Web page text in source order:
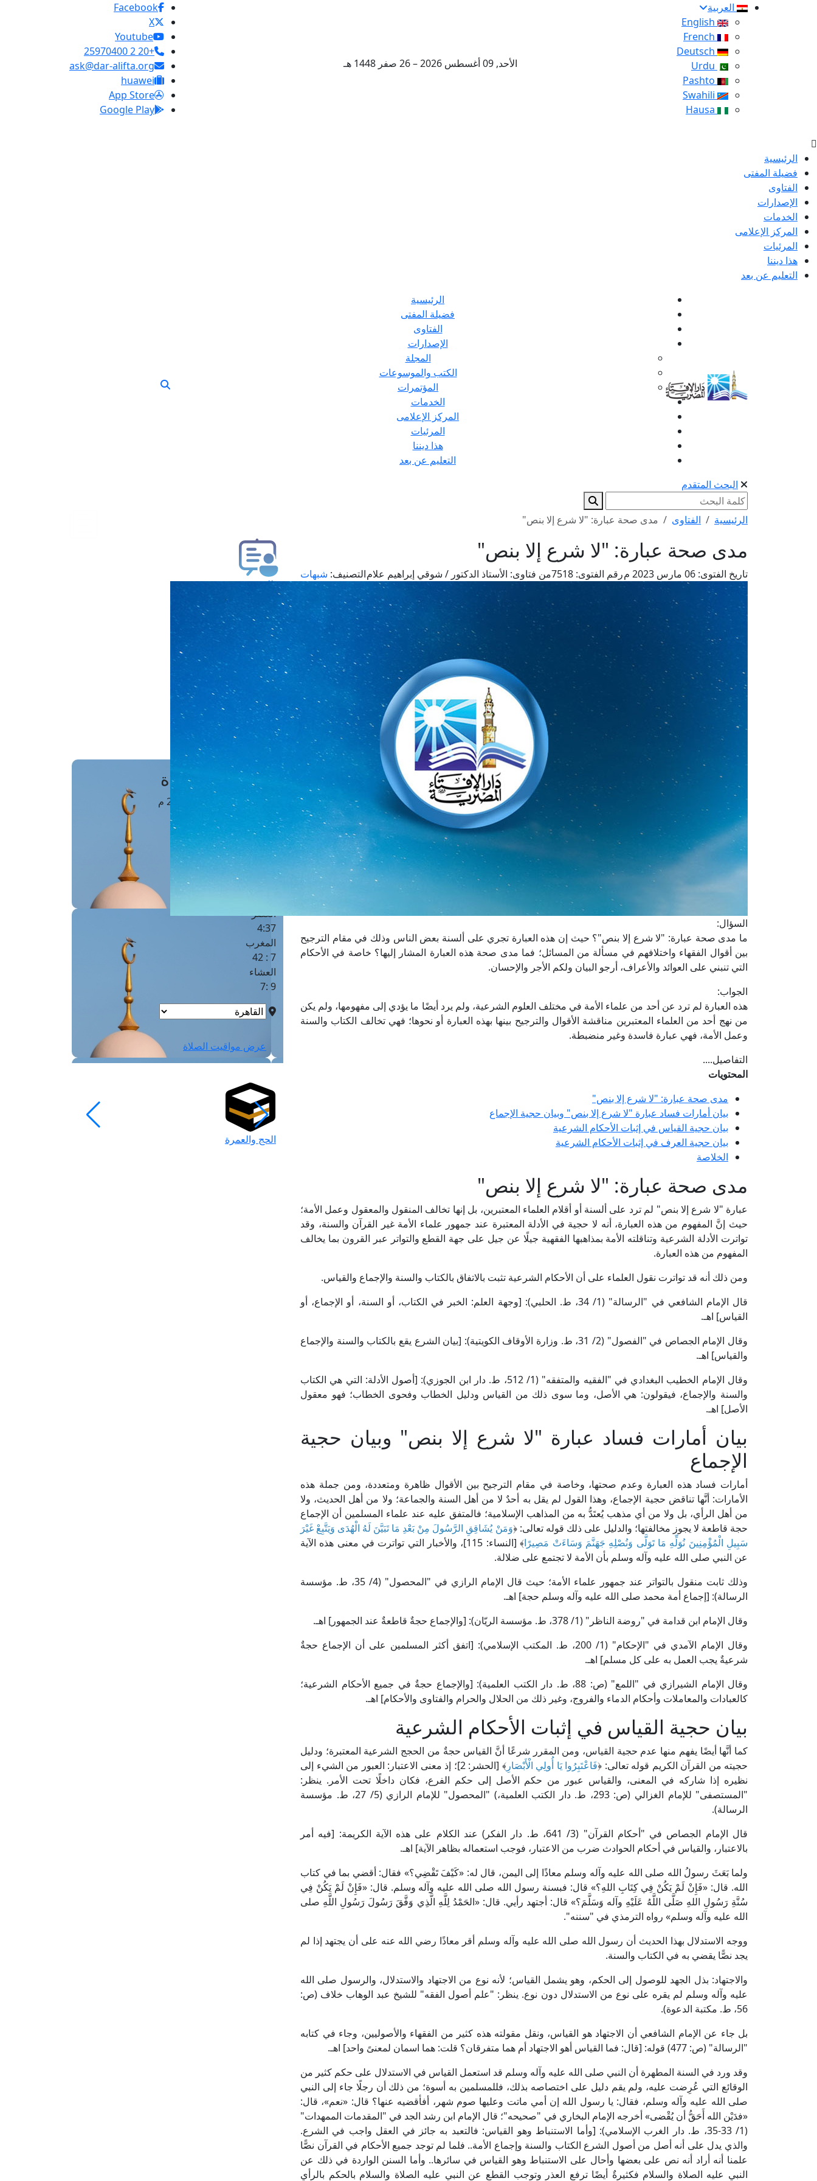
العربية
الأحد, 09 أغسطس 2026 – 26 صفر 1448 هـ
Facebook
X
Youtube
+20 2 25970400
ask@dar-alifta.org
huawei
App Store
Google Play
الرئيسية
فضيلة المفتى
الفتاوى
الإصدارات
الخدمات
المركز الإعلامى
المرئيات
هذا ديننا
التعليم عن بعد
الرئيسية
فضيلة المفتى
الفتاوى
الإصدارات
المجلة
الكتب والموسوعات
المؤتمرات
الخدمات
المركز الإعلامى
المرئيات
هذا ديننا
التعليم عن بعد
البحث المتقدم
الرئيسية الفتاوى مدى صحة عبارة: "لا شرع إلا بنص"
مدى صحة عبارة: "لا شرع إلا بنص"
تاريخ الفتوى: رقم الفتوى: من فتاوى: الأستاذ الدكتور / شوقي إبراهيم علامالتصنيف: شبهات
السؤال:
ما مدى صحة عبارة: "لا شرع إلا بنص"؟ حيث إن هذه العبارة تجري على ألسنة بعض الناس وذلك في مقام الترجيح
بين أقوال الفقهاء واختلافهم في مسألة من المسائل؛ فما مدى صحة هذه العبارة المشار إليها؟ خاصة في الأحكام
التي تنبني على العوائد والأعراف، أرجو البيان ولكم الأجر والإحسان.
الجواب:
هذه العبارة لم ترد عن أحد من علماء الأمة في مختلف العلوم الشرعية، ولم يرد أيضًا ما يؤدي إلى مفهومها، ولم يكن
من نهج أحد من العلماء المعتبرين مناقشة الأقوال والترجيح بينها بهذه العبارة أو نحوها؛ فهي تخالف الكتاب والسنة
وعمل الأمة، فهي عبارة فاسدة وغير منضبطة.
التفاصيل....
المحتويات
مدى صحة عبارة: "لا شرع إلا بنص"
بيان أمارات فساد عبارة "لا شرع إلا بنص" وبيان حجية الإجماع
بيان حجية القياس في إثبات الأحكام الشرعية
بيان حجية العرف في إثبات الأحكام الشرعية
الخلاصة
مدى صحة عبارة: "لا شرع إلا بنص"
عبارة "لا شرع إلا بنص" لم ترد على ألسنة أو أقلام العلماء المعتبرين، بل إنها تخالف المنقول والمعقول وعمل الأمة؛
حيث إنَّ المفهوم من هذه العبارة، أنه لا حجية في الأدلة المعتبرة عند جمهور علماء الأمة غير القرآن والسنة، وقد
تواترت الأدلة الشرعية وتناقلته الأمة بمذاهبها الفقهية جيلًا عن جيل على جهة القطع والتواتر عبر القرون بما يخالف
المفهوم من هذه العبارة.
ومن ذلك أنه قد تواترت نقول العلماء على أن الأحكام الشرعية تثبت بالاتفاق بالكتاب والسنة والإجماع والقياس.
قال الإمام الشافعي في "الرسالة" (1/ 34، ط. الحلبي): [وجهة العلم: الخبر في الكتاب، أو السنة، أو الإجماع، أو
القياس] اهـ.
وقال الإمام الجصاص في "الفصول" (2/ 31، ط. وزارة الأوقاف الكويتية): [بيان الشرع يقع بالكتاب والسنة والإجماع
والقياس] اهـ.
وقال الإمام الخطيب البغدادي في "الفقيه والمتفقه" (1/ 512، ط. دار ابن الجوزي): [أصول الأدلة: التي هي الكتاب
والسنة والإجماع، فيقولون: هي الأصل، وما سوى ذلك من القياس ودليل الخطاب وفحوى الخطاب؛ فهو معقول
الأصل] اهـ.
بيان أمارات فساد عبارة "لا شرع إلا بنص" وبيان حجية
الإجماع
أمارات فساد هذه العبارة وعدم صحتها، وخاصة في مقام الترجيح بين الأقوال ظاهرة ومتعددة، ومن جملة هذه
الأمارات: أنَّها تناقض حجية الإجماع، وهذا القول لم يقل به أحدٌ لا من أهل السنة والجماعة؛ ولا من أهل الحديث، ولا
من أهل الرأي، بل ولا من أي مذهب يُعتَدُّ به من المذاهب الإسلامية؛ فالمتفق عليه عند علماء المسلمين أن الإجماع
حجة قاطعة لا يجوز مخالفتها؛ والدليل على ذلك قوله تعالى: ﴿وَمَنْ يُشَاقِقِ الرَّسُولَ مِنْ بَعْدِ مَا تَبَيَّنَ لَهُ الْهُدَى وَيَتَّبِعْ غَيْرَ
سَبِيلِ الْمُؤْمِنِينَ نُوَلِّهِ مَا تَوَلَّى وَنُصْلِهِ جَهَنَّمَ وَسَاءَتْ مَصِيرًا
﴾ [النساء: 115]، والأخبار التي تواترت في معنى هذه الآية
عن النبي صلى الله عليه وآله وسلم بأن الأمة لا تجتمع على ضلالة.
وذلك ثابت منقول بالتواتر عند جمهور علماء الأمة؛ حيث قال الإمام الرازي في "المحصول" (4/ 35، ط. مؤسسة
الرسالة): [إجماع أمة محمد صلى الله عليه وآله وسلم حجة] اهـ.
وقال الإمام ابن قدامة في "روضة الناظر" (1/ 378، ط. مؤسسة الريّان): [والإجماع حجةٌ قاطعةٌ عند الجمهور] اهـ.
وقال الإمام الآمدي في "الإحكام" (1/ 200، ط. المكتب الإسلامي): [اتفق أكثر المسلمين على أن الإجماع حجةٌ
شرعيةٌ يجب العمل به على كل مسلم] اهـ.
وقال الإمام الشيرازي في "اللمع" (ص: 88، ط. دار الكتب العلمية): [والإجماع حجةٌ في جميع الأحكام الشرعية؛
كالعبادات والمعاملات وأحكام الدماء والفروج، وغير ذلك من الحلال والحرام والفتاوى والأحكام] اهـ.
بيان حجية القياس في إثبات الأحكام الشرعية
كما أنَّها أيضًا يفهم منها عدم حجية القياس، ومن المقرر شرعًا أنَّ القياس حجةٌ من الحجج الشرعية المعتبرة؛ ودليل
حجيته من القرآن الكريم قوله تعالى: ﴿فَاعْتَبِرُوا يَا أُولِي الْأَبْصَارِ
﴾ [الحشر: 2]؛ إذ معنى الاعتبار: العبور من الشيء إلى
نظيره إذا شاركه في المعنى، والقياس عبور من حكم الأصل إلى حكم الفرع، فكان داخلًا تحت الأمر. ينظر:
"المستصفى" للإمام الغزالي (ص: 293، ط. دار الكتب العلمية،) "المحصول" للإمام الرازي (5/ 27، ط. مؤسسة
الرسالة).
قال الإمام الجصاص في "أحكام القرآن" (3/ 641، ط. دار الفكر) عند الكلام على هذه الآية الكريمة: [فيه أمر
بالاعتبار، والقياس في أحكام الحوادث ضرب من الاعتبار، فوجب استعماله بظاهر الآية] اهـ.
ولما بَعَثَ رسولُ الله صلى الله عليه وآله وسلم معاذًا إلى اليمن، قال له: «كَيْفَ تَقْضِي؟» فقال: أقضي بما في كتاب
الله. قال: «فَإِنْ لَمْ يَكُنْ فِي كِتَابِ اللهِ؟» قال: فبسنة رسول الله صلى الله عليه وآله وسلم. قال: «فَإِنْ لَمْ يَكُنْ فِي
سُنَّةِ رَسُولِ اللهِ صَلَّى اللَّهُ عَلَيْهِ وآله وَسَلَّمَ؟» قال: أجتهد رأيي. قال: «الحَمْدُ لِلَّهِ الَّذِي وَفَّقَ رَسُولَ رَسُولِ اللَّهِ صلى
الله عليه وآله وسلم» رواه الترمذي في "سننه".
ووجه الاستدلال بهذا الحديث أن رسول الله صلى الله عليه وآله وسلم أقر معاذًا رضي الله عنه على أن يجتهد إذا لم
يجد نصًّا يقضي به في الكتاب والسنة.
والاجتهاد: بذل الجهد للوصول إلى الحكم، وهو يشمل القياس؛ لأنه نوع من الاجتهاد والاستدلال، والرسول صلى الله
عليه وآله وسلم لم يقره على نوع من الاستدلال دون نوع. ينظر: "علم أصول الفقه" للشيخ عبد الوهاب خلاف (ص:
56، ط. مكتبة الدعوة).
بل جاء عن الإمام الشافعي أن الاجتهاد هو القياس، ونقل مقولته هذه كثير من الفقهاء والأصوليين، وجاء في كتابه
"الرسالة" (ص: 477) قوله: [قال: فما القياس أهو الاجتهاد أم هما متفرقان؟ قلت: هما اسمان لمعنىً واحد] اهـ.
وقد ورد في السنة المطهرة أن النبي صلى الله عليه وآله وسلم قد استعمل القياس في الاستدلال على حكم كثير من
الوقائع التي عُرِضت عليه، ولم يقم دليل على اختصاصه بذلك، فللمسلمين به أسوة؛ من ذلك أن رجلًا جاء إلى النبي
صلى الله عليه وآله وسلم، فقال: يا رسول الله إن أمي ماتت وعليها صوم شهر، أفأقضيه عنها؟ قال: «نعم»، قال:
«فدَيْن الله أَحَقُّ أن يُقْضى» أخرجه الإمام البخاري في "صحيحه"؛ قال الإمام ابن رشد الجد في "المقدمات الممهدات"
(1/ 33-35، ط. دار الغرب الإسلامي): [وأما الاستنباط وهو القياس: فالتعبد به جائز في العقل واجب في الشرع.
والذي يدل على أنه أصل من أصول الشرع الكتاب والسنة وإجماع الأمة.. فلما لم توجد جميع الأحكام في القرآن نصًّا
علمنا أنه أراد أنه نص على بعضها وأحال على الاستنباط وهو القياس في سائرها.. وأما السنن الواردة في ذلك عن
النبي عليه الصلاة والسلام فكثيرةٌ أيضًا ترفع العذر وتوجب القطع عن النبي عليه الصلاة والسلام بالحكم بالرأي
طلب فتوى
استعلام عن فتوى
حجز موعد
الفتوى الهاتفية
مَواقِيتُ الصَّـــلاة
القاهرة · 09 أغسطس 2026 م
الفجر
4 :43
الشروق
العصر
4:37
المغرب
7 : 42
العشاء
9 :7
عرض مواقيت الصلاة
الحج والعمرة